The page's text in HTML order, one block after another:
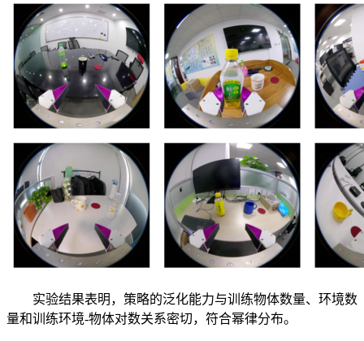
实验结果表明，策略的泛化能力与训练物体数量、环境数
量和训练环境-物体对数关系密切，符合幂律分布。